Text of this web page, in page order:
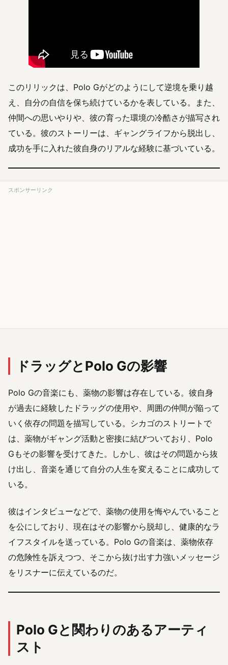
このリリックは、Polo Gがどのようにして逆境を乗り越
え、自分の自信を保ち続けているかを表している。また、
仲間への思いやりや、彼の育った環境の冷酷さが描写され
ている。彼のストーリーは、ギャングライフから脱出し、
成功を手に入れた彼自身のリアルな経験に基づいている。
スポンサーリンク
ドラッグとPolo Gの影響
Polo Gの音楽にも、薬物の影響は存在している。彼自身
が過去に経験したドラッグの使用や、周囲の仲間が陥って
いく依存の問題を描写している。シカゴのストリートで
は、薬物がギャング活動と密接に結びついており、Polo
Gもその影響を受けてきた。しかし、彼はその問題から抜
け出し、音楽を通じて自分の人生を変えることに成功して
いる。
彼はインタビューなどで、薬物の使用を悔やんでいること
を公にしており、現在はその影響から脱却し、健康的なラ
イフスタイルを送っている。Polo Gの音楽は、薬物依存
の危険性を訴えつつ、そこから抜け出す力強いメッセージ
をリスナーに伝えているのだ。
Polo Gと関わりのあるアーティ
スト